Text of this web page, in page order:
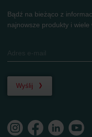
Bądź na bieżąco z
najnowsze produkty i
Wyślij